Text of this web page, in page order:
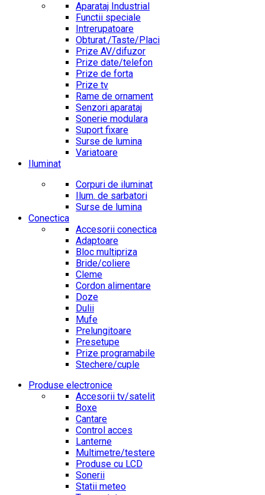
Aparataj Industrial
Functii speciale
Intrerupatoare
Obturat./Taste/Placi
Prize AV/difuzor
Prize date/telefon
Prize de forta
Prize tv
Rame de ornament
Senzori aparataj
Sonerie modulara
Suport fixare
Surse de lumina
Variatoare
Iluminat
Corpuri de iluminat
Ilum. de sarbatori
Surse de lumina
Conectica
Accesorii conectica
Adaptoare
Bloc multipriza
Bride/coliere
Cleme
Cordon alimentare
Doze
Dulii
Mufe
Prelungitoare
Presetupe
Prize programabile
Stechere/cuple
Produse electronice
Accesorii tv/satelit
Boxe
Cantare
Control acces
Lanterne
Multimetre/testere
Produse cu LCD
Sonerii
Statii meteo